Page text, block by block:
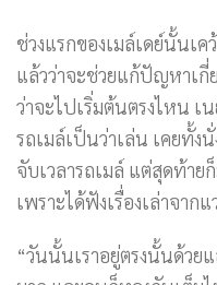
ช่วงแรกของเมล์เดย์นั้นเค
แล้วว่าจะช่วยแก้ปัญหาเกี่
ว่าจะไปเริ่มต้นตรงไหน เ
รถเมล์เป็นว่าเล่น เคยทั้ง
จับเวลารถเมล์ แต่สุดท้าย
เพราะได้ฟังเรื่องเล่าจาก
“วันนั้นเราอยู่ตรงนั้นด้วย